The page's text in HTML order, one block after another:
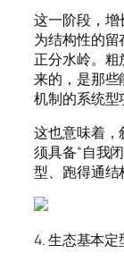
这一阶段，
为结构性的
正分水岭。
来的，是那
机制的系统型
这也意味着
须具备“自我
型、跑得通结
4. 生态基本定